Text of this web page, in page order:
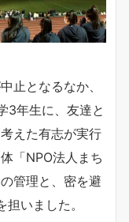
止となるなか、
3年生に、友達と
えた有志が実行
「NPO法人まち
管理と、密を避
いました。